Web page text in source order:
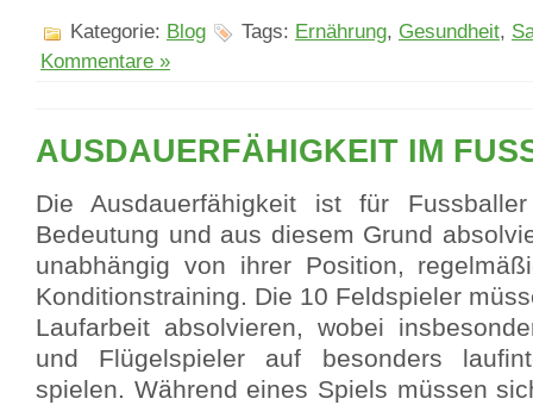
Kategorie: Blog Tags: Ernährung, Gesundheit,
Kommentare »
AUSDAUERFÄHIGKEIT IM
Die Ausdauerfähigkeit ist für
Bedeutung und aus diesem Grund
unabhängig von ihrer Position,
Konditionstraining. Die 10 Feldspieler
Laufarbeit absolvieren, wobei
und Flügelspieler auf besonders
spielen. Während eines Spiels müssen